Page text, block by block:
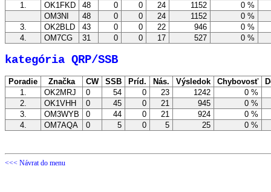
1.
OK1FKD 48 0 0 24 1152
0 %
OM3NI
48 0 0 24 1152
0 %
3.
OK2BLD 43 0 0 22 946
0 %
4.
OM7CG 31 0 0 17 527 0 %
kategória QRP/SSB
Poradie Značka CW SSB Príd. Nás. Výsledok Chybovosť
1.
OK2MRJ 0 54 0 23 1242
0 %
2.
OK1VHH 0 45 0 21 945
0 %
3.
OM3WYB 0 44 0 21 924
0 %
4.
OM7AQA 0 5 0 5 25 0 %
<<< Návrat do menu